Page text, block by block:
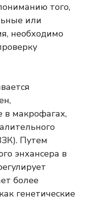
того,
или
необходимо
в макрофагах,
Путем
энхансера в
более
генетические